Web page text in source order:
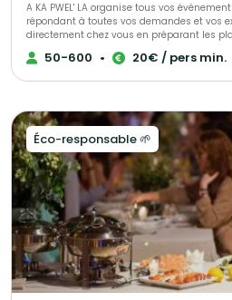
A KA PWEL' LA organise tous vos
répondant à toutes vos demandes et vos
directement chez vous en préparant les
frais et antillais. Tout est personnalisable
50-600 • 20€ / pers min.
Éco-responsable 🌱